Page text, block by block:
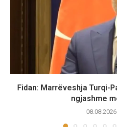
Fidan: Marrëveshja Turqi-
ngjashme